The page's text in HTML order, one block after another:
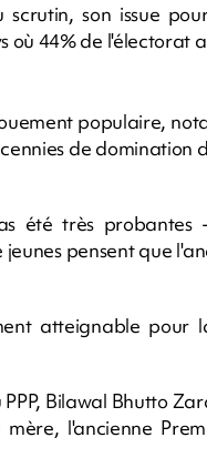
son issue
44% de l'électorat
populaire,
de domination
été très probantes
pensent que
atteignable pour
Bilawal Bhutto
l'ancienne